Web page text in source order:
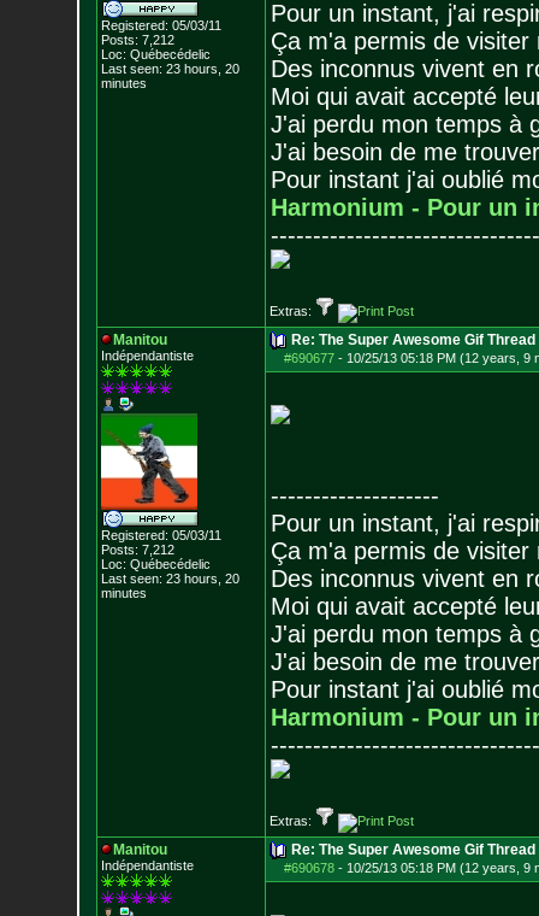
Registered: 05/03/11
Posts: 7,212
Loc: Québecédelic
Last seen: 23 hours, 20
minutes
Pour un instant, j'ai
Ça m'a permis de visiter
Des inconnus vivent en
Moi qui avait accepté
J'ai perdu mon temps à
J'ai besoin de me
Pour instant j'ai oublié
Harmonium - Pour un
--------------------------------
Extras:
Manitou
Indépendantiste
Registered: 05/03/11
Posts: 7,212
Loc: Québecédelic
Last seen: 23 hours, 20
minutes
Re: The Super Awesome Gif Thread
#690677- 10/25/13 05:18 PM (12 years, 9
--------------------
Pour un instant, j'ai
Ça m'a permis de visiter
Des inconnus vivent en
Moi qui avait accepté
J'ai perdu mon temps à
J'ai besoin de me
Pour instant j'ai oublié
Harmonium - Pour un
--------------------------------
Extras:
Manitou
Indépendantiste
Re: The Super Awesome Gif Thread
#690678- 10/25/13 05:18 PM (12 years, 9